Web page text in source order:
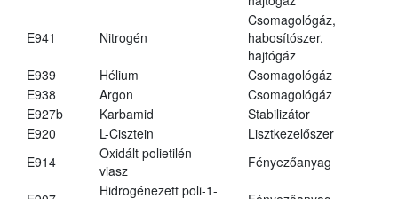
E941 Nitrogén
Csomagológáz,
habosítószer,
hajtógáz
E939
Hélium
Csomagológáz
E938
Argon
Csomagológáz
E927b
Karbamid
Stabilizátor
E920
L-Cisztein
Lisztkezelőszer
E914
Oxidált polietilén
viasz
Fényezőanyag
Hidrogénezett poli-1-